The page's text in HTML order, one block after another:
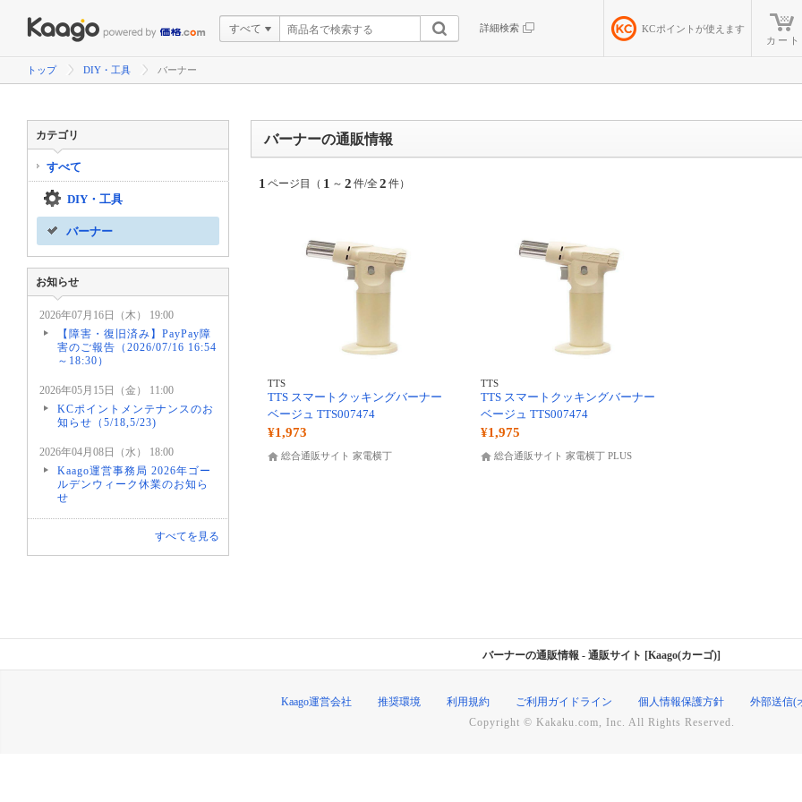
すべて 詳細検索 KCポイントが使えます
カート
トップ DIY・工具 バーナー
バーナーの通販情報
1 ページ目（ 1 ～ 2 件/全2 件）
TTS
TTS スマートクッキングバーナー
ベージュ TTS007474
¥1,973
総合通販サイト 家電横丁
TTS
TTS スマートクッキングバーナー
ベージュ TTS007474
¥1,975
総合通販サイト 家電横丁 PLUS
カテゴリ
すべて
DIY・工具
バーナー
お知らせ
2026年07月16日（木） 19:00
【障害・復旧済み】PayPay障
害のご報告（2026/07/16 16:54
～18:30）
2026年05月15日（金） 11:00
KCポイントメンテナンスのお
知らせ（5/18,5/23)
2026年04月08日（水） 18:00
Kaago運営事務局 2026年ゴー
ルデンウィーク休業のお知ら
せ
すべてを見る
バーナーの通販情報 - 通販サイト [Kaago(カーゴ)]
Kaago運営会社 推奨環境 利用規約 ご利用ガイドライン 個人情報保護方針 外部送信(
Copyright © Kakaku.com, Inc. All Rights Reserved.